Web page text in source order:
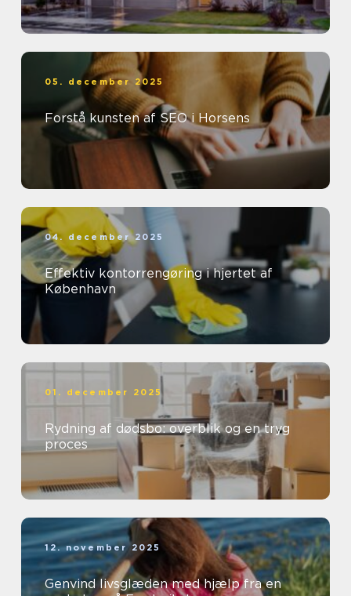
05. december 2025
Forstå kunsten af SEO i Horsens
04. december 2025
Effektiv kontorrengøring i hjertet af
København
01. december 2025
Rydning af dødsbo: overblik og en tryg
proces
12. november 2025
Genvind livsglæden med hjælp fra en